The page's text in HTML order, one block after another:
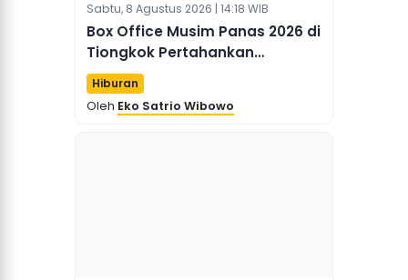
Sabtu, 8 Agustus 2026 | 14:18 WIB
Box Office Musim Panas 2026 di
Tiongkok Pertahankan
Momentum yang Kuat
Hiburan
Oleh Eko Satrio Wibowo